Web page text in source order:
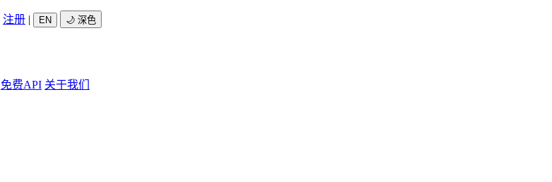
注册 | EN 🌙 深色
免费API 关于我们